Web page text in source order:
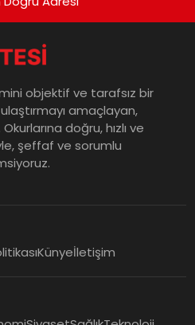
objektif ve tarafsız bir
amaçlayan,
doğru, hızlı ve
şeffaf ve sorumlu
Künyeİletişim